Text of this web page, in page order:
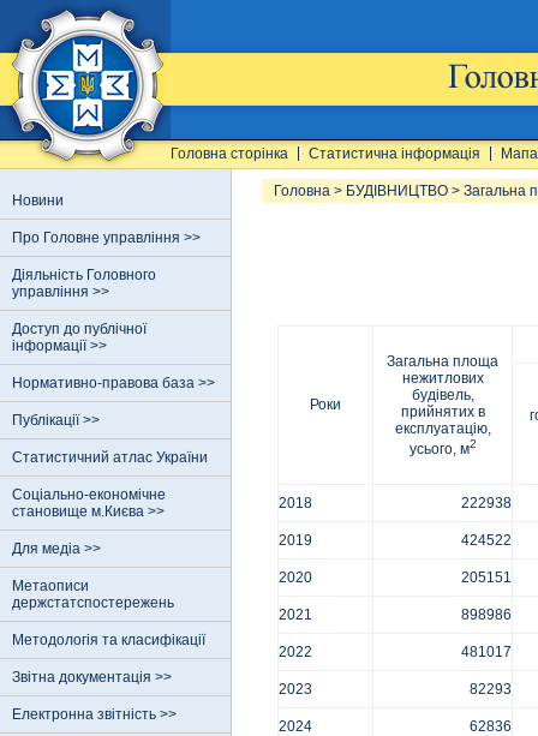
Головна сторінка Статистична інформація
Новини
Про Головне управління >>
Діяльність Головного
управління >>
Доступ до публічної
інформації >>
Нормативно-правова база >>
Публікації >>
Статистичний атлас України
Соціально-економічне
становище м.Києва >>
Для медіа >>
Метаописи
держстатспостережень
Методологія та класифікації
Звітна документація >>
Електронна звітність >>
Головна > БУДІВНИЦТВО > Загальна
Роки
Загальна площа
нежитлових
будівель,
прийнятих в
експлуатацію,
усього, м2
2018 222938
2019 424522
2020 205151
2021 898986
2022 481017
2023 82293
2024 62836